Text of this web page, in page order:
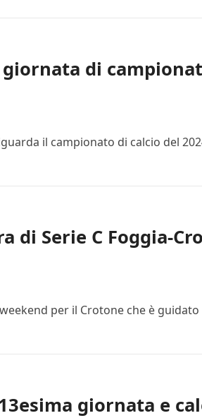
giornata di
il campionato di calcio del
di Serie C Foggia-
per il Crotone che è
giornata e